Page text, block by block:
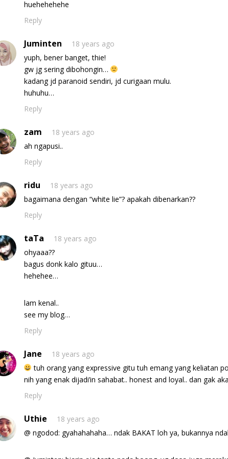
huehehehehe
Reply
Juminten
18 years ago
yuph, bener banget, thie!
gw jg sering dibohongin…
kadang jd paranoid sendiri, jd curigaan mulu.
huhuhu…
Reply
zam
18 years ago
ah ngapusi..
Reply
ridu
18 years ago
bagaimana dengan “white lie”? apakah dibenarkan??
Reply
taTa
18 years ago
ohyaaa??
bagus donk kalo gituu…
hehehee…
lam kenal..
see my blog…
Reply
Jane
18 years ago
tuh orang yang expressive gitu tuh emang yang keliatan
nih yang enak dijadi’in sahabat.. honest and loyal.. dan gak
Reply
Uthie
18 years ago
@ ngodod: gyahahahaha… ndak BAKAT loh ya, bukannya